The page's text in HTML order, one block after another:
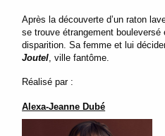
Après la découverte d’un raton
se trouve étrangement bouleversé
disparition. Sa femme et lui
Joutel , ville fantôme.
Réalisé par :
Alexa-Jeanne Dubé